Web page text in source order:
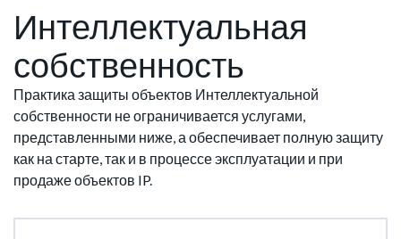
Интеллектуальная
собственность
Практика защиты объектов Интеллектуальной
собственности не ограничивается услугами,
представленными ниже, а обеспечивает полную защиту
как на старте, так и в процессе эксплуатации и при
продаже объектов IP.